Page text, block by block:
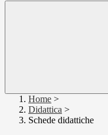
Home >
Didattica >
Schede didattiche